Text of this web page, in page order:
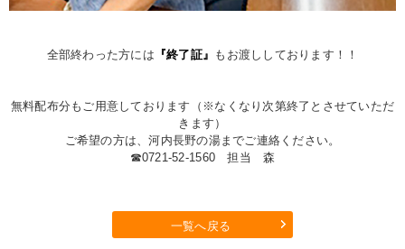
全部終わった方には 『終了証』 もお渡ししております！！
無料配布分もご用意しております（※なくなり次第終了とさせていただ
きます）
ご希望の方は、河内長野の湯までご連絡ください。
☎0721-52-1560 担当 森
一覧へ戻る